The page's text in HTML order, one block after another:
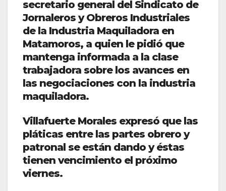
secretario general del Sindicato de
Jornaleros y Obreros Industriales
de la Industria Maquiladora en
Matamoros, a quien le pidió que
mantenga informada a la clase
trabajadora sobre los avances en
las negociaciones con la industria
maquiladora.
Villafuerte Morales expresó que las
pláticas entre las partes obrero y
patronal se están dando y éstas
tienen vencimiento el próximo
viernes.